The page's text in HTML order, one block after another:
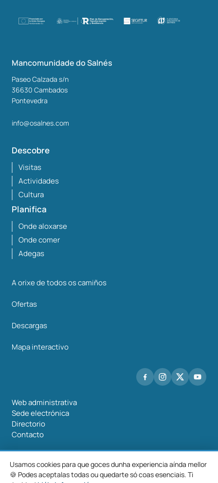
Mancomunidade do Salnés
Paseo Calzada s/n
36630 Cambados
Pontevedra
info@osalnes.com
Descobre
Visitas
Actividades
Cultura
Planifica
Onde aloxarse
Onde comer
Adegas
A orixe de todos os camiños
Ofertas
Descargas
Mapa interactivo
Web administrativa
Sede electrónica
Directorio
Contacto
©2026 Mancomunidade O Salnés
Usamos cookies para que goces dunha experiencia aínda mellor
🍪 Podes aceptalas todas ou quedarte só coas esenciais. Ti